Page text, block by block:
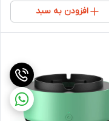
افزودن به سبد